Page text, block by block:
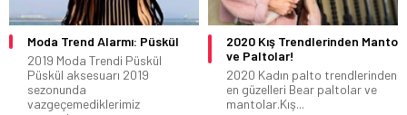
Moda Trend Alarmı: Püskül
2019 Moda Trendi Püskül
Püskül aksesuarı 2019
sezonunda
vazgeçemediklerimiz
2020 Kış Trendlerinden Manto
ve Paltolar!
2020 Kadın palto trendlerinden
en güzelleri Bear paltolar ve
mantolar.Kış...